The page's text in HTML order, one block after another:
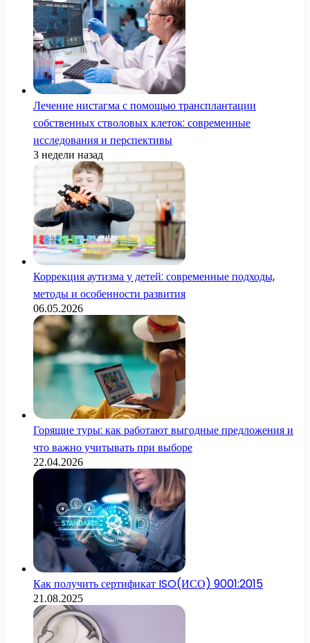
Лечение нистагма с помощью трансплантации
собственных стволовых клеток: современные
исследования и перспективы
3 недели назад
Коррекция аутизма у детей: современные подходы,
методы и особенности развития
06.05.2026
Горящие туры: как работают выгодные предложения и
что важно учитывать при выборе
22.04.2026
Как получить сертификат ISO(ИСО) 9001:2015
21.08.2025